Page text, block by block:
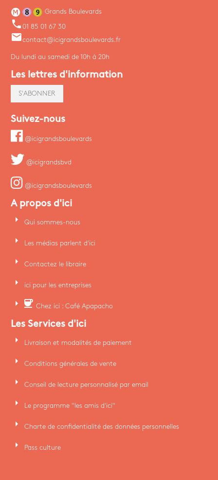
Grands Boulevards
phone 01 85 01 67 30
emailcontact@icigrandsboulevards.fr
Du lundi au samedi de 10h à 20h
Les lettres d'information
S'ABONNER
Suivez-nous
@icigrandsboulevards
@icigrandsbvd
@icigrandsboulevards
A propos d'ici
arrow_right Qui sommes-nous
arrow_right Les médias parlent d'ici
arrow_right Contactez le libraire
arrow_right ici pour les entreprises
arrow_right coffee Chez ici : Café Apapacho
Les Services d'ici
arrow_right Livraison et modalités de paiement
arrow_right Conditions générales de vente
arrow_right Conseil de lecture personnalisé par email
arrow_right Le programme "les amis d'ici"
arrow_right Charte de confidentialité des données personnelles
arrow_right Pass culture